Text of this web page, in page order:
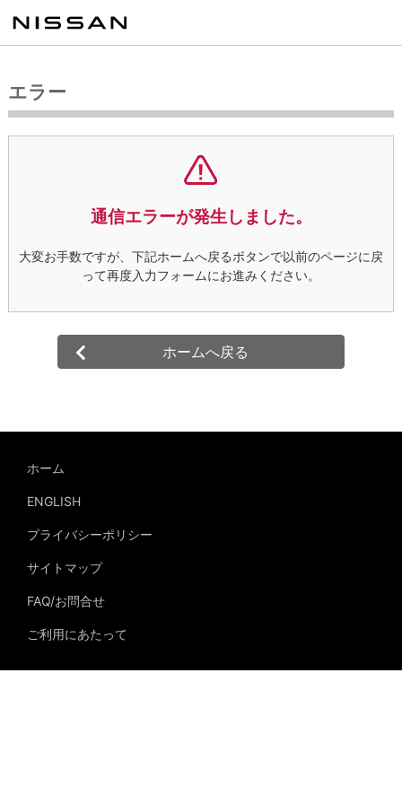
エラー
通信エラーが発生しました。
大変お手数ですが、下記ホームへ戻るボタンで以前のページに戻
って再度入力フォームにお進みください。
ホームへ戻る
ホーム
ENGLISH
プライバシーポリシー
サイトマップ
FAQ/お問合せ
ご利用にあたって